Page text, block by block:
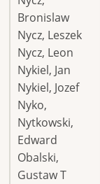
Bronislaw
Nycz, Leszek
Nycz, Leon
Nykiel, Jan
Nykiel, Jozef
Nyko,
Nytkowski,
Edward
Obalski,
Gustaw T